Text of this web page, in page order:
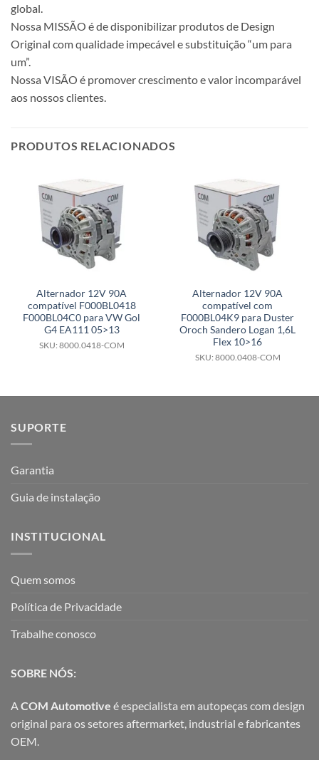
global.
Nossa MISSÃO é de disponibilizar produtos de Design
Original com qualidade impecável e substituição “um para
um”.
Nossa VISÃO é promover crescimento e valor incomparável
aos nossos clientes.
PRODUTOS RELACIONADOS
Alternador 12V 90A
compatível F000BL0418
F000BL04C0 para VW Gol
G4 EA111 05>13
SKU: 8000.0418-COM
Alternador 12V 90A
compatível com
F000BL04K9 para Duster
Oroch Sandero Logan 1,6L
Flex 10>16
SKU: 8000.0408-COM
SUPORTE
Garantia
Guia de instalação
INSTITUCIONAL
Quem somos
Política de Privacidade
Trabalhe conosco
SOBRE NÓS:
A COM Automotive é especialista em autopeças com design
original para os setores aftermarket, industrial e fabricantes
OEM.